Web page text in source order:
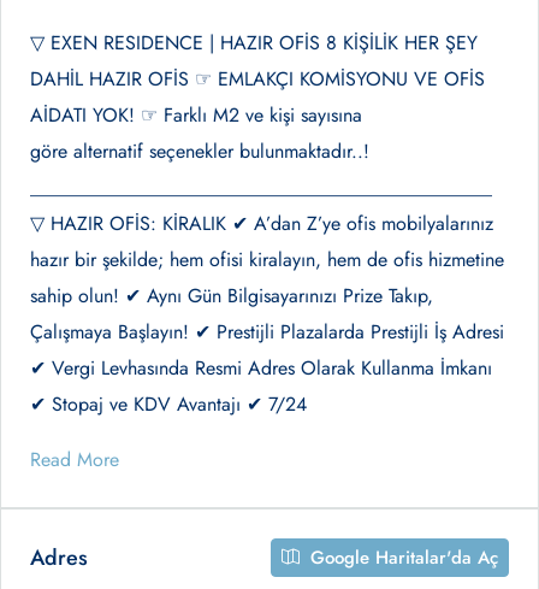
▽ EXEN RESIDENCE | HAZIR OFİS 8 KİŞİLİK HER ŞEY
DAHİL HAZIR OFİS ☞ EMLAKÇI KOMİSYONU VE OFİS
AİDATI YOK! ☞ Farklı M2 ve kişi sayısına
göre alternatif seçenekler bulunmaktadır..!
▽ HAZIR OFİS: KİRALIK ✔ A’dan Z’ye ofis mobilyalarınız
hazır bir şekilde; hem ofisi kiralayın, hem de ofis hizmetine
sahip olun! ✔ Aynı Gün Bilgisayarınızı Prize Takıp,
Çalışmaya Başlayın! ✔ Prestijli Plazalarda Prestijli İş Adresi
✔ Vergi Levhasında Resmi Adres Olarak Kullanma İmkanı
✔ Stopaj ve KDV Avantajı ✔ 7/24
Read More
Adres Google Haritalar'da Aç